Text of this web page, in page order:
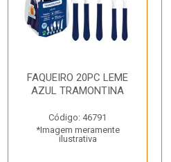
FAQUEIRO 20PC LEME
AZUL TRAMONTINA
Código: 46791
*Imagem meramente
ilustrativa